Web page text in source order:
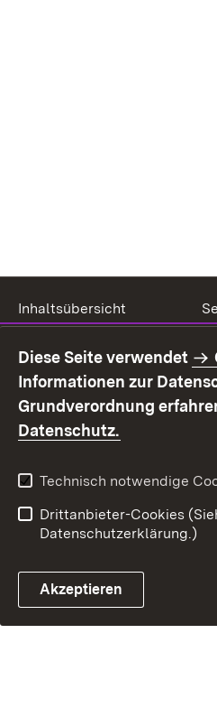
Inhaltsübersicht
Benutzungshinweise
Kontakt
Diese Seite verwendet
Informationen zur
Grundverordnung
Datenschutz.
Technisch notwendige
Drittanbieter-Cookies
Datenschutzerklärung.)
Akzeptieren